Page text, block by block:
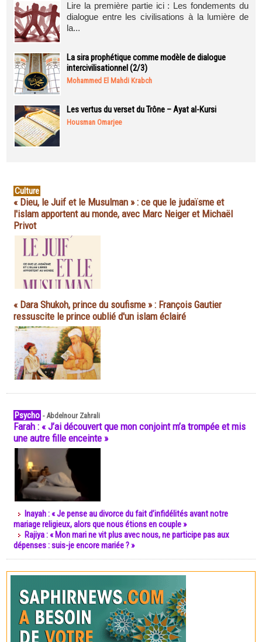
Lire la première partie ici : Les fondements du
dialogue entre les civilisations à la lumière de
la...
La sira prophétique comme modèle de dialogue
intercivilisationnel (2/3)
Mohammed El Mahdi Krabch
Les vertus du verset du Trône – Ayat al-Kursi
Housman Omarjee
Culture
« Dieu, le Juif et le Musulman » : ce que le judaïsme et
l'islam apportent au monde, avec Marc Neiger et Michaël
Privot
« Dara Shukoh, prince du soufisme » : François Gautier
ressuscite le prince oublié d'un islam éclairé
Psycho -Abdelnour Zahrali
Farah : « J’ai découvert que mon conjoint m’a trompée et mis
une autre fille enceinte »
Inayah : « Je pense au divorce du fait d’infidélités avant notre
mariage religieux, alors que nous étions en couple »
Rajiya : « Mon mari ne vit plus avec nous, ne participe pas aux
dépenses : suis-je encore mariée ? »